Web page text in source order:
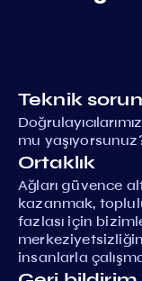
Teknik sorun
mu
Ortaklık
Ağları güvence
kazanmak,
fazlası için
insanlarla